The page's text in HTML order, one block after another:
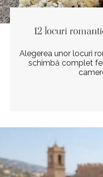
12 locuri
Alegerea unor locuri
schimbă complet